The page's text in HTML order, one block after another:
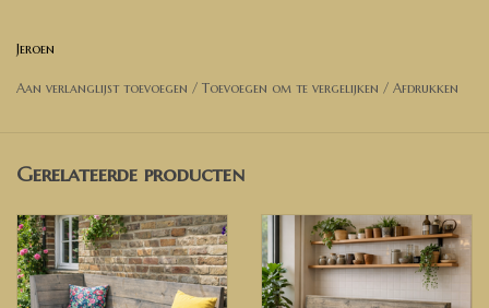
voor een prijsopgave.
Afmetingen Bank op foto:
Breedte 280 cm
Diepte 60 cm
Jeroen
Aan verlanglijst toevoegen / Toevoegen om te vergelijken / Afdrukken
Gerelateerde producten